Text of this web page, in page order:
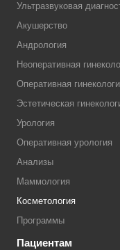
Ультразвуковая
Акушерство
Андрология
Неоперативная
Оперативная
Эстетическая
Урология
Оперативная урология
Анализы
Маммология
Косметология
Программы
Пациентам